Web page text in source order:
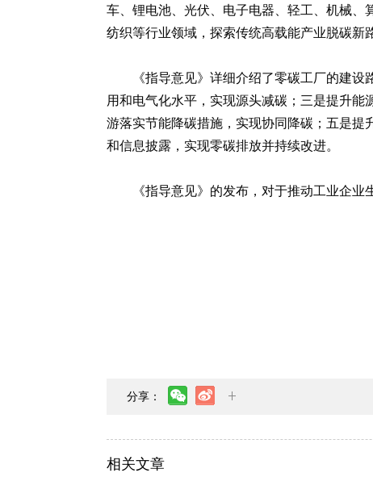
车、锂电池、光伏、电子电器、轻工、机械、
纺织等行业领域，探索传统高载能产业脱碳新
《指导意见》详细介绍了零碳工厂的建
用和电气化水平，实现源头减碳；三是提升
游落实节能降碳措施，实现协同降碳；五是
和信息披露，实现零碳排放并持续改进。
《指导意见》的发布，对于推动工业企
分享：
相关文章